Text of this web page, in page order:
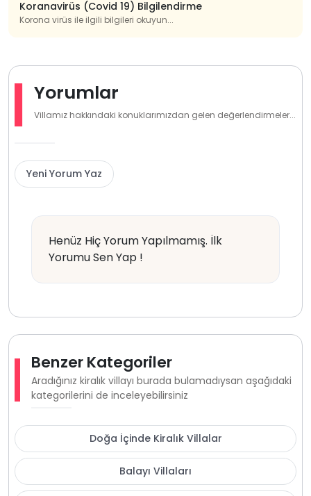
Koranavirüs (Covid 19) Bilgilendirme
Korona virüs ile ilgili bilgileri okuyun...
Yorumlar
Villamız hakkındaki konuklarımızdan gelen değerlendirmeler...
Yeni Yorum Yaz
Henüz Hiç Yorum Yapılmamış. İlk
Yorumu Sen Yap !
Benzer Kategoriler
Aradığınız kiralık villayı burada bulamadıysan aşağıdaki
kategorilerini de inceleyebilirsiniz
Doğa İçinde Kiralık Villalar
Balayı Villaları